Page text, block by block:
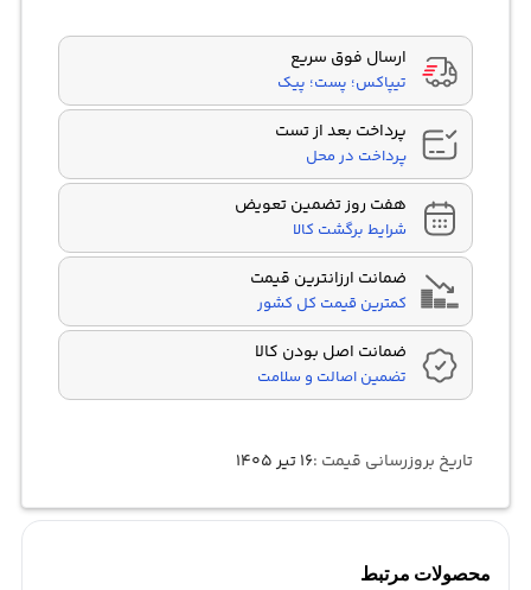
ارسال فوق سریع
تیپاکس؛ پست؛ پیک
پرداخت بعد از تست
پرداخت در محل
هفت روز تضمین تعویض
شرایط برگشت کالا
ضمانت ارزانترین قیمت
کمترین قیمت کل کشور
ضمانت اصل بودن کالا
تضمین اصالت و سلامت
تاریخ بروزرسانی قیمت :۱۶ تیر ۱۴۰۵
محصولات مرتبط